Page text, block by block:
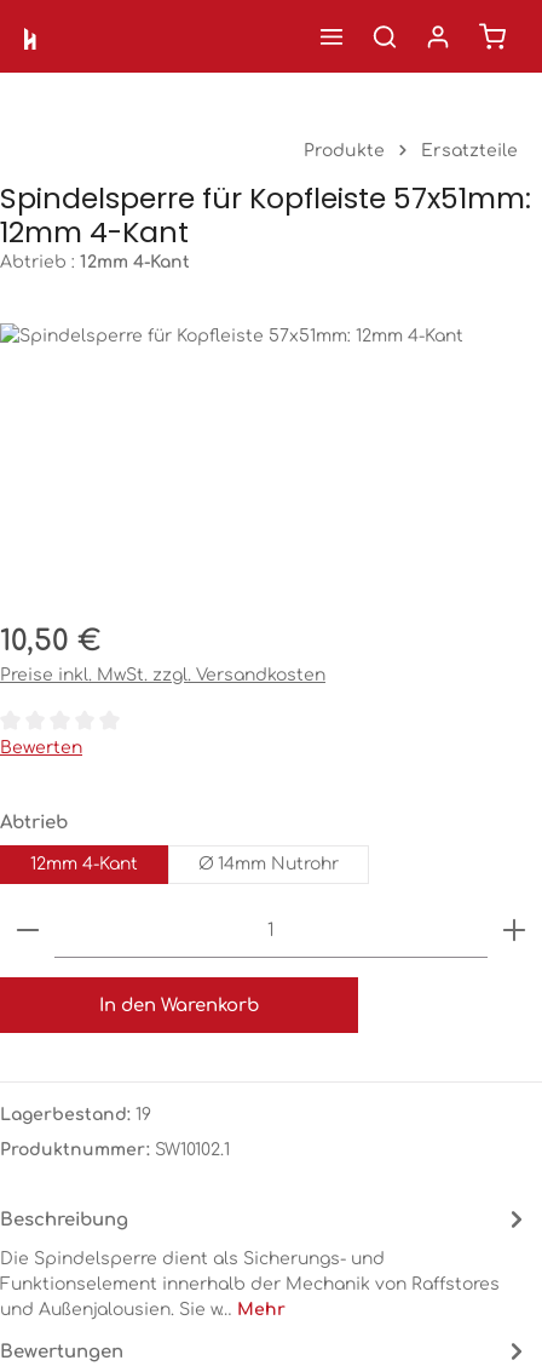
Zum Hauptinhalt springen
Produkte Ersatzteile
Spindelsperre für Kopfleiste 57x51mm:
12mm 4-Kant
Abtrieb : 12mm 4-Kant
Bildergalerie überspringen
Regulärer Preis:
10,50 €
Preise inkl. MwSt. zzgl. Versandkosten
Durchschnittliche Bewertung von 0 von 5 Sternen
Bewerten
Abtriebauswählen
12mm 4-Kant Ø 14mm Nutrohr
Produkt Anzahl: Gib den gewünschten Wert
In den Warenkorb
Lagerbestand: 19
Produktnummer: SW10102.1
Beschreibung
Die Spindelsperre dient als Sicherungs- und
Funktionselement innerhalb der Mechanik von Raffstores
und Außenjalousien. Sie w… Mehr
Bewertungen